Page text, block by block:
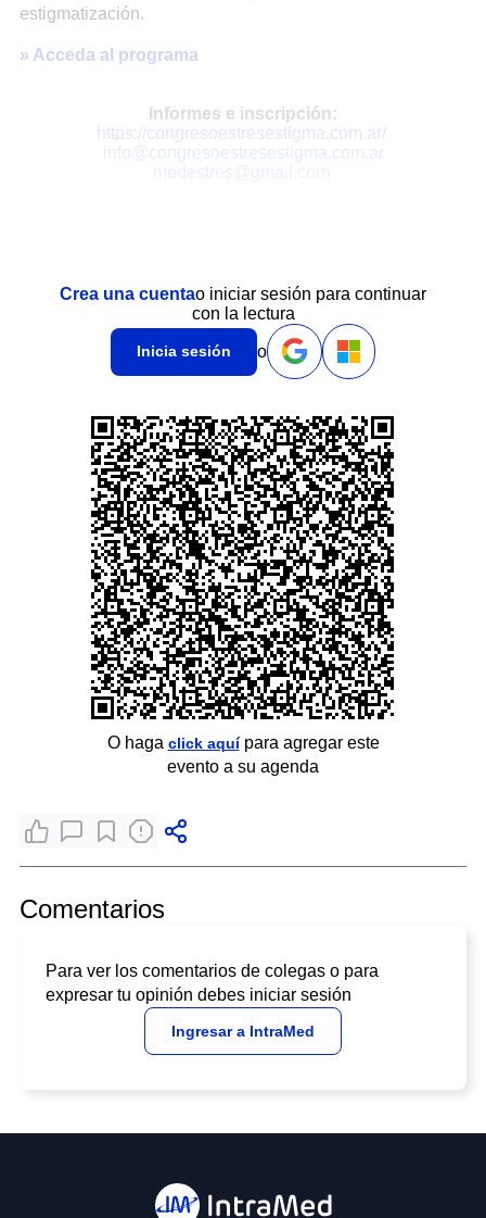
estigmatización.
» Acceda al programa
Informes e inscripción:
https://congresoestresestigma.com.ar/
info@congresoestresestigma.com.ar
Crea una cuentao iniciar sesión para continuar
con la lectura
Inicia sesión o
O haga click aquípara agregar este
evento a su agenda
Comentarios
Para ver los comentarios de colegas o para
expresar tu opinión debes iniciar sesión
Ingresar a IntraMed